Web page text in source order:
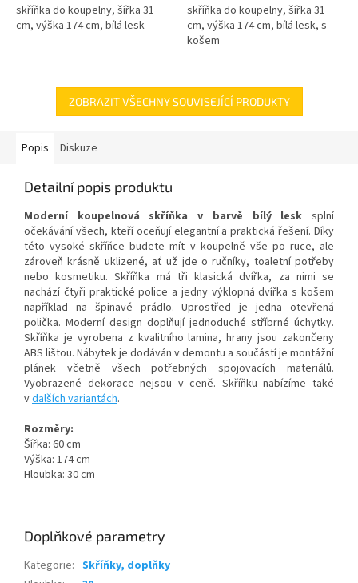
skříňka do koupelny, šířka 31
cm, výška 174 cm, bílá lesk
skříňka do koupelny, šířka 31
cm, výška 174 cm, bílá lesk, s
košem
ZOBRAZIT VŠECHNY SOUVISEJÍCÍ PRODUKTY
Popis Diskuze
Detailní popis produktu
Moderní koupelnová skříňka v barvě bílý lesk splní
očekávání všech, kteří oceňují elegantní a praktická řešení. Díky
této vysoké skříňce budete mít v koupelně vše po ruce, ale
zároveň krásně uklizené, ať už jde o ručníky, toaletní potřeby
nebo kosmetiku. Skříňka má tři klasická dvířka, za nimi se
nachází čtyři praktické police a jedny výklopná dvířka s košem
například na špinavé prádlo. Uprostřed je jedna otevřená
polička. Moderní design doplňují jednoduché stříbrné úchytky.
Skříňka je vyrobena z kvalitního lamina, hrany jsou zakončeny
ABS lištou. Nábytek je dodáván v demontu a součástí je montážní
plánek včetně všech potřebných spojovacích materiálů.
Vyobrazené dekorace nejsou v ceně. Skříňku nabízíme také
vdalších variantách.
Rozměry:
Šířka: 60 cm
Výška: 174 cm
Hloubka: 30 cm
Doplňkové parametry
Kategorie: Skříňky, doplňky